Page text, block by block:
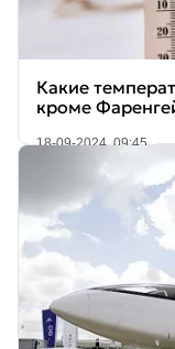
Какие
кроме
18-09-2024, 09:45